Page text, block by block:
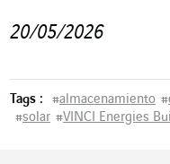
20/05/2026
Tags : #almacenamiento #
#solar #VINCI Energies